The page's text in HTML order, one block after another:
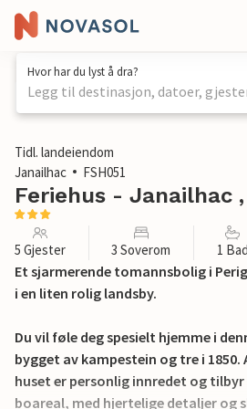
Hvor har du lyst å dra?
Legg til destinasjon, datoer,
1 / 36
Tidl. landeiendom
Janailhac
FSH051
Feriehus - Janailhac
5 Gjester 3 Soverom 1 Bad
Et sjarmerende tomannsbolig i
i en liten rolig landsby.
Du vil føle deg spesielt hjemme i
bygget av kampestein og tre i
huset er personlig innredet og
boareal, med hjertelige detaljer og